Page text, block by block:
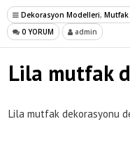
Dekorasyon Modelleri,
0 YORUM
admin
Lila mutfak
Lila mutfak dekorasyonu